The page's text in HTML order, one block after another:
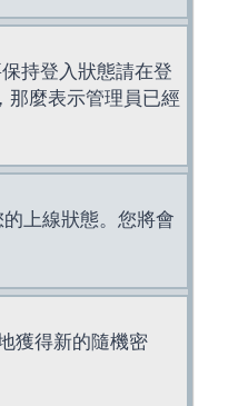
持登入狀態請在登
那麼表示管理員已經
上線狀態。您將會
獲得新的隨機密